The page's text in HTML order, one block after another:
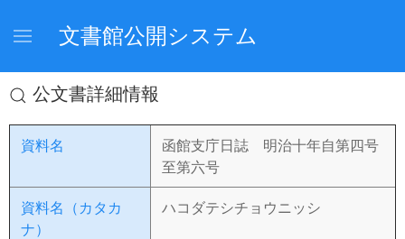
文書館公開システム
公文書詳細情報
資料名
函館支庁日誌 明治十年自第四号
至第六号
資料名（カタカ
ナ）
ハコダテシチョウニッシ